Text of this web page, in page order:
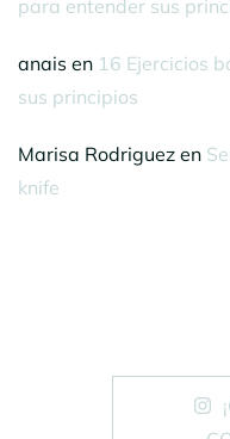
para entender sus
anais en 16 Ejercicios
sus principios
Marisa Rodriguez en
knife